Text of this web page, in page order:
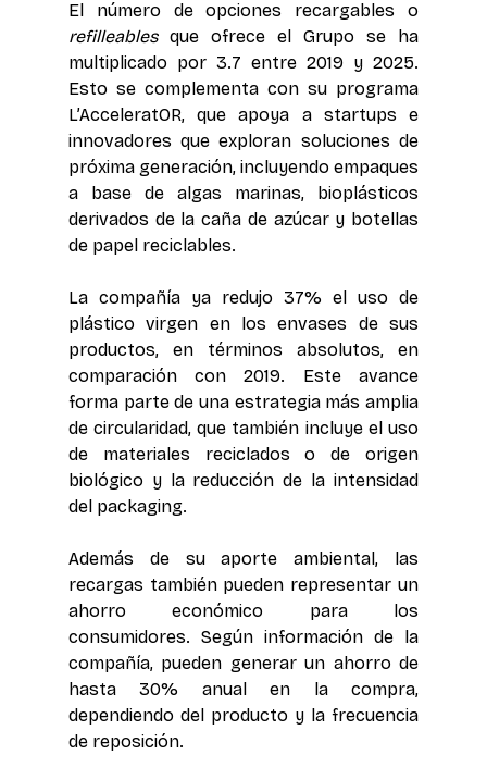
refilleables que ofrece el Grupo se ha
multiplicado por 3.7 entre 2019 y 2025.
Esto se complementa con su programa
L’AcceleratOR, que apoya a startups e
innovadores que exploran soluciones de
próxima generación, incluyendo empaques
a base de algas marinas, bioplásticos
derivados de la caña de azúcar y botellas
de papel reciclables.
La compañía ya redujo 37% el uso de
plástico virgen en los envases de sus
productos, en términos absolutos, en
comparación con 2019. Este avance
forma parte de una estrategia más amplia
de circularidad, que también incluye el uso
de materiales reciclados o de origen
biológico y la reducción de la intensidad
del packaging.
Además de su aporte ambiental, las
recargas también pueden representar un
ahorro económico para los
consumidores. Según información de la
compañía, pueden generar un ahorro de
hasta 30% anual en la compra,
dependiendo del producto y la frecuencia
de reposición.